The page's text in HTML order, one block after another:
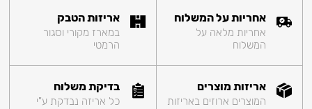
אחריות על המשלוח
אחריות מלאה על
המשלוח
אריזות הטבק
במארז מקורי וסגור
הרמטי
אריזות מוצרים
המוצרים ארוזים באריזות
בדיקת משלוח
כל אריזה נבדקת ע"י